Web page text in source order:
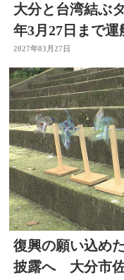
大分と台湾結ぶ
年3月27日まで
維持
2027年03月27日
復興の願い込め
披露へ 大分市佐